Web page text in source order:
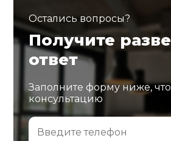
Остались вопросы?
Получите
ответ
Заполните форму ниже,
консультацию